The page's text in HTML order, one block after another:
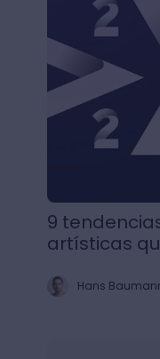
9
artísticas
Hans